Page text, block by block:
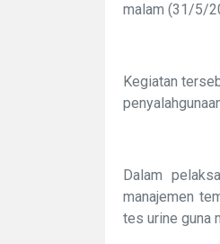
malam (31/5/
Kegiatan
Dalam
manajemen
tes urine guna